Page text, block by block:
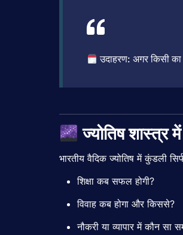
उदाहरण:अगरकिसी
ज्योतिषशास्त्र
भारतीयवैदिकज्योतिषमेंकुंडली
शिक्षाकबसफलहोगी?
विवाहकबहोगा औरकिससे?
नौकरीयाव्यापारमेंकौनसा